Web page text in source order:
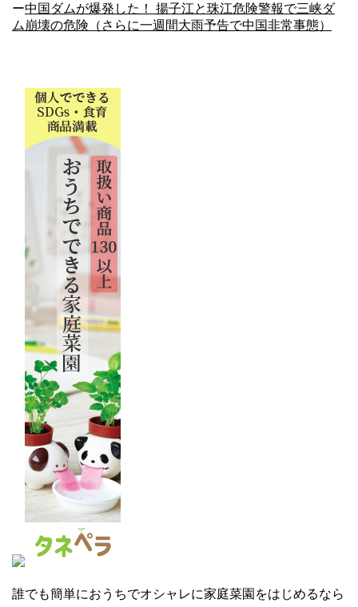
ー中国ダムが爆発した！ 揚子江と珠江危険警報で三峡ダ
ム崩壊の危険（さらに一週間大雨予告で中国非常事態）
誰でも簡単におうちでオシャレに家庭菜園をはじめるなら